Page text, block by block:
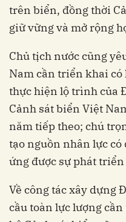
trên biển, đồng thời
giữ vững và mở rộng
Chủ tịch nước cũng
Nam cần triển khai
thực hiện lộ trình của
Cảnh sát biển Việt
năm tiếp theo; chú
tạo nguồn nhân lực
ứng được sự phát
Về công tác xây dựng
cầu toàn lực lượng